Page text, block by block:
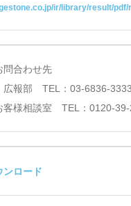
ir/library/result/
問合わせ先
広報部 TEL：03-6836-3333
様相談室 TEL：0120-39-
ンロード